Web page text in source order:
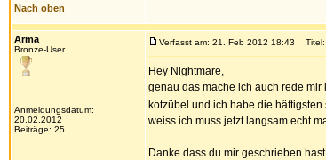
Nach oben
Arma
Bronze-User
Anmeldungsdatum:
20.02.2012
Beiträge: 25
Verfasst am: 21. Feb 2012 18:43 Titel:
Hey Nightmare,
genau das mache ich auch rede
kotzübel und ich habe die
weiss ich muss jetzt langsam echt
Danke dass du mir geschrieben